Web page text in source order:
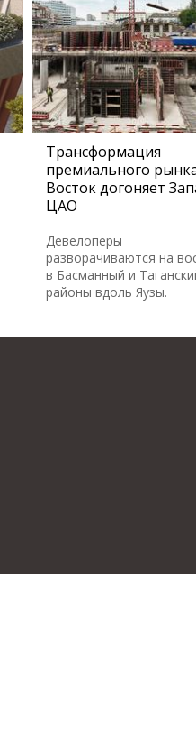
Трансформация
премиального
Восток догоняет
ЦАО
Девелоперы
разворачиваются на
в Басманный и
районы вдоль Яузы.